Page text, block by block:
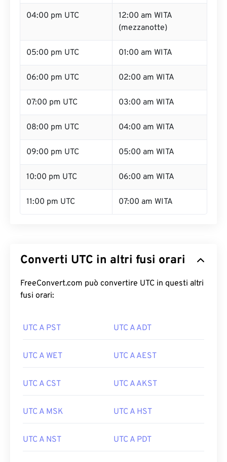
04:00 pm UTC
12:00 am WITA
(mezzanotte)
05:00 pm UTC 01:00 am WITA
06:00 pm UTC 02:00 am WITA
07:00 pm UTC 03:00 am WITA
08:00 pm UTC 04:00 am WITA
09:00 pm UTC 05:00 am WITA
10:00 pm UTC 06:00 am WITA
11:00 pm UTC 07:00 am WITA
Converti UTC in altri fusi orari
FreeConvert.com può convertire UTC in questi altri
fusi orari:
UTC A PST UTC A ADT
UTC A WET UTC A AEST
UTC A CST UTC A AKST
UTC A MSK UTC A HST
UTC A NST UTC A PDT